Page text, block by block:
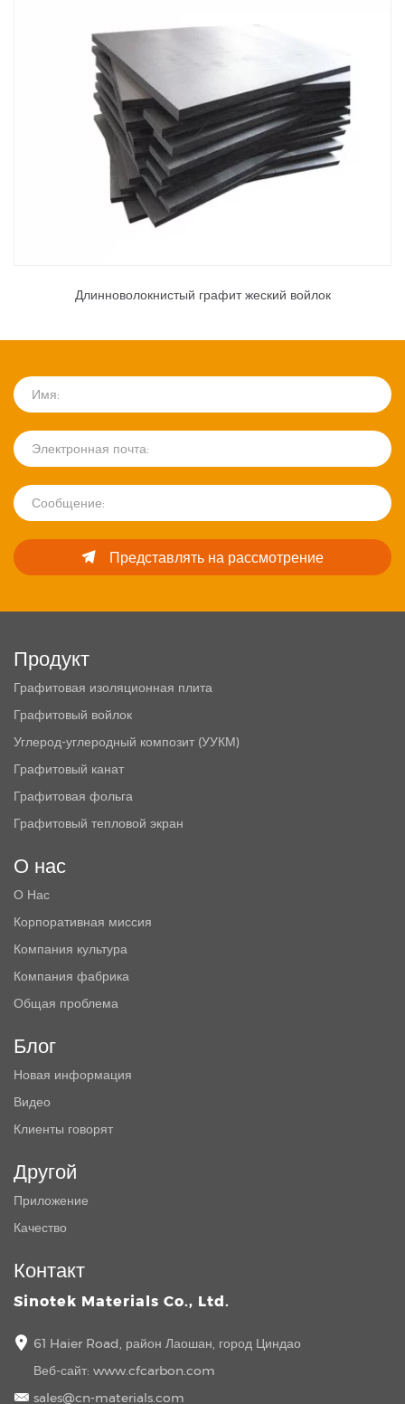
Длинноволокнистый графит жеский войлок
Представлять на рассмотрение
Продукт
Графитовая изоляционная плита
Графитовый войлок
Углерод-углеродный композит (УУКМ)
Графитовый канат
Графитовая фольга
Графитовый тепловой экран
О нас
О Нас
Корпоративная миссия
Компания культура
Компания фабрика
Общая проблема
Блог
Новая информация
Видео
Клиенты говорят
Другой
Приложение
Качество
Контакт
Sinotek Materials Co., Ltd.
61 Haier Road, район Лаошан, город Циндао
Веб-сайт: www.cfcarbon.com
sales@cn-materials.com